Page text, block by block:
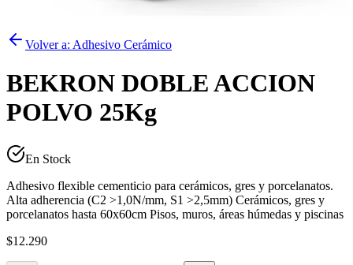
Volver a: Adhesivo Cerámico
BEKRON DOBLE ACCION
POLVO 25Kg
En Stock
Adhesivo flexible cementicio para cerámicos, gres y porcelanatos.
Alta adherencia (C2 >1,0N/mm, S1 >2,5mm) Cerámicos, gres y
porcelanatos hasta 60x60cm Pisos, muros, áreas húmedas y piscinas
$12.290